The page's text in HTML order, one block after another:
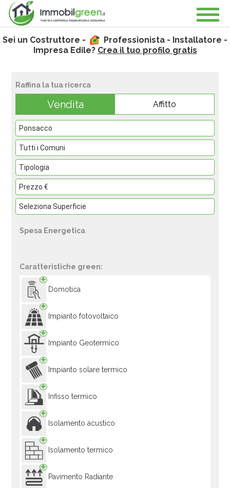
Sei un Costruttore -
Professionista - Installatore -
Impresa Edile? Crea il tuo profilo gratis
Raffina la tua ricerca
Vendita Affitto
Spesa Energetica
Caratteristiche green:
Domotica
Impianto fotovoltaico
Impianto Geotermico
Impianto solare termico
Infisso termico
Isolamento acustico
Isolamento termico
Pavimento Radiante